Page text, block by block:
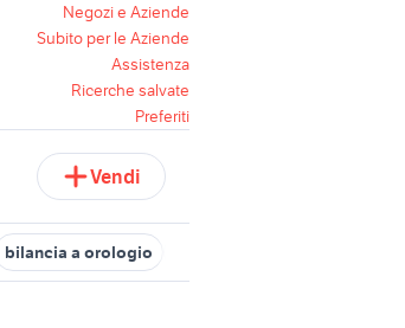
Negozi e Aziende
Subito per le Aziende
Assistenza
Ricerche salvate
Preferiti
Vendi
bilancia a orologio